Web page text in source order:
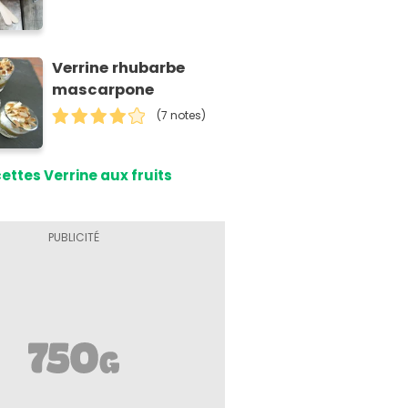
Verrine rhubarbe
mascarpone
(7 notes)
Verrine aux fruits